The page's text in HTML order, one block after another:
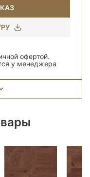
офертой.
у менеджера